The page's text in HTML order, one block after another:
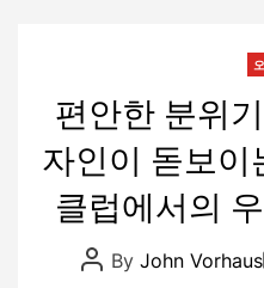
편안한 분위
자인이 돋보
클럽에서의
P
o
By John Vorhaus